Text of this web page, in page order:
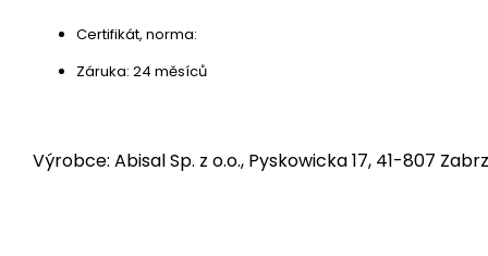
Certifikát, norma:
Záruka: 24 měsíců
Výrobce: Abisal Sp. z o.o., Pyskowicka 17, 41-807